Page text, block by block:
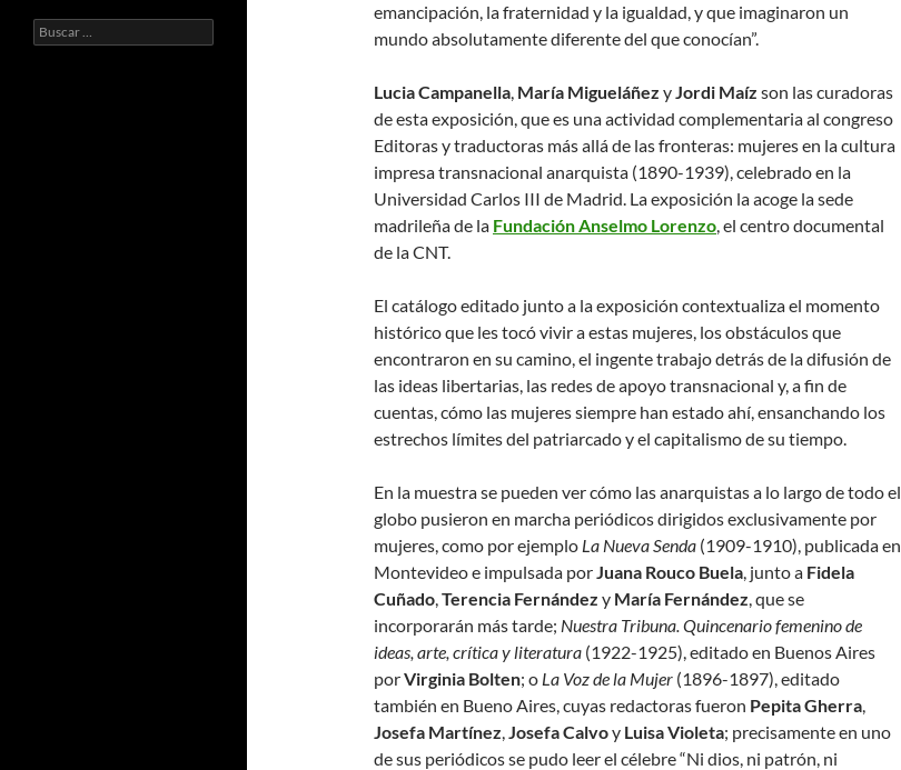
emancipación, la fraternidad y la igualdad, y que imaginaron un
mundo absolutamente diferente del que conocían”.
Lucia Campanella, María Migueláñez yJordi Maíz son las curadoras
de esta exposición, que es una actividad complementaria al congreso
Editoras y traductoras más allá de las fronteras: mujeres en la cultura
impresa transnacional anarquista (1890-1939), celebrado en la
Universidad Carlos III de Madrid. La exposición la acoge la sede
madrileña de la Fundación Anselmo Lorenzo, el centro documental
de la CNT.
El catálogo editado junto a la exposición contextualiza el momento
histórico que les tocó vivir a estas mujeres, los obstáculos que
encontraron en su camino, el ingente trabajo detrás de la difusión de
las ideas libertarias, las redes de apoyo transnacional y, a fin de
cuentas, cómo las mujeres siempre han estado ahí, ensanchando los
estrechos límites del patriarcado y el capitalismo de su tiempo.
En la muestra se pueden ver cómo las anarquistas a lo largo de todo el
globo pusieron en marcha periódicos dirigidos exclusivamente por
mujeres, como por ejemplo La Nueva Senda (1909-1910), publicada en
Montevideo e impulsada porJuana Rouco Buela, junto a Fidela
Cuñado,Terencia Fernández y María Fernández, que se
incorporarán más tarde; Nuestra Tribuna. Quincenario femenino de
ideas, arte, crítica y literatura (1922-1925), editado en Buenos Aires
porVirginia Bolten; o La Voz de la Mujer (1896-1897), editado
también en Bueno Aires, cuyas redactoras fueron Pepita Gherra,
Josefa Martínez,Josefa Calvoy Luisa Violeta; precisamente en uno
de sus periódicos se pudo leer el célebre “Ni dios, ni patrón, ni
Buscar: